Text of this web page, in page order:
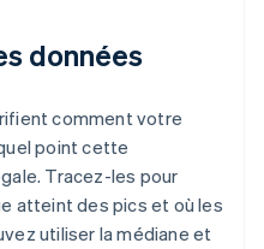
données
comment votre
point cette
Tracez-les pour
atteint des pics et où les
utiliser la médiane et